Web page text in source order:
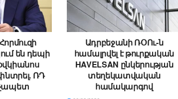
են դեպի
ՌԴ
Ադրբեջանի ՌՕՈւ-ն
համալրվել է թուրքական
HAVELSAN ընկերության
տեղեկատվական
համակարգով